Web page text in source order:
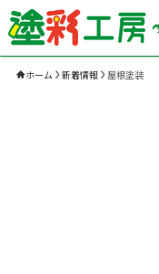
ホーム 新着情報 屋根塗装